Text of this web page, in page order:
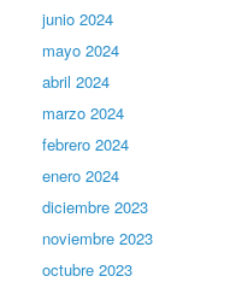
junio 2024
mayo 2024
abril 2024
marzo 2024
febrero 2024
enero 2024
diciembre 2023
noviembre 2023
octubre 2023